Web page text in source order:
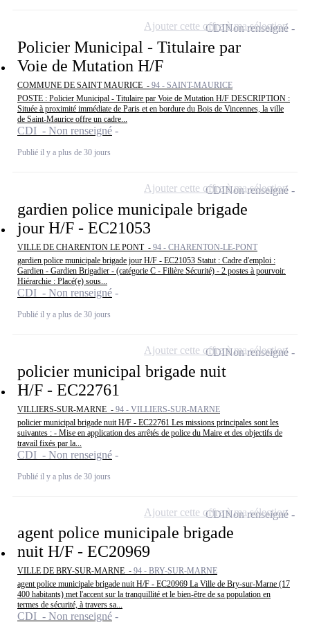
Policier Municipal - Titulaire par
Voie de Mutation H/F
COMMUNE DE SAINT MAURICE - 94 - SAINT-MAURICE
POSTE : Policier Municipal - Titulaire par Voie de Mutation H/F DESCRIPTION :
Située à proximité immédiate de Paris et en bordure du Bois de Vincennes, la ville
de Saint-Maurice offre un cadre...
CDI - Non renseigné
Publié il y a plus de 30 jours
CDINon renseigné
Ajouter cette offre à ma sélection
gardien police municipale brigade
jour H/F - EC21053
VILLE DE CHARENTON LE PONT - 94 - CHARENTON-LE-PONT
gardien police municipale brigade jour H/F - EC21053 Statut : Cadre d'emploi :
Gardien - Gardien Brigadier - (catégorie C - Filière Sécurité) - 2 postes à pourvoir.
Hiérarchie : Placé(e) sous...
CDI - Non renseigné
Publié il y a plus de 30 jours
CDINon renseigné
Ajouter cette offre à ma sélection
policier municipal brigade nuit
H/F - EC22761
VILLIERS-SUR-MARNE - 94 - VILLIERS-SUR-MARNE
policier municipal brigade nuit H/F - EC22761 Les missions principales sont les
suivantes : - Mise en application des arrêtés de police du Maire et des objectifs de
travail fixés par la...
CDI - Non renseigné
Publié il y a plus de 30 jours
CDINon renseigné
Ajouter cette offre à ma sélection
agent police municipale brigade
nuit H/F - EC20969
VILLE DE BRY-SUR-MARNE - 94 - BRY-SUR-MARNE
agent police municipale brigade nuit H/F - EC20969 La Ville de Bry-sur-Marne (17
400 habitants) met l'accent sur la tranquillité et le bien-être de sa population en
termes de sécurité, à travers sa...
CDI - Non renseigné
CDINon renseigné
Ajouter cette offre à ma sélection